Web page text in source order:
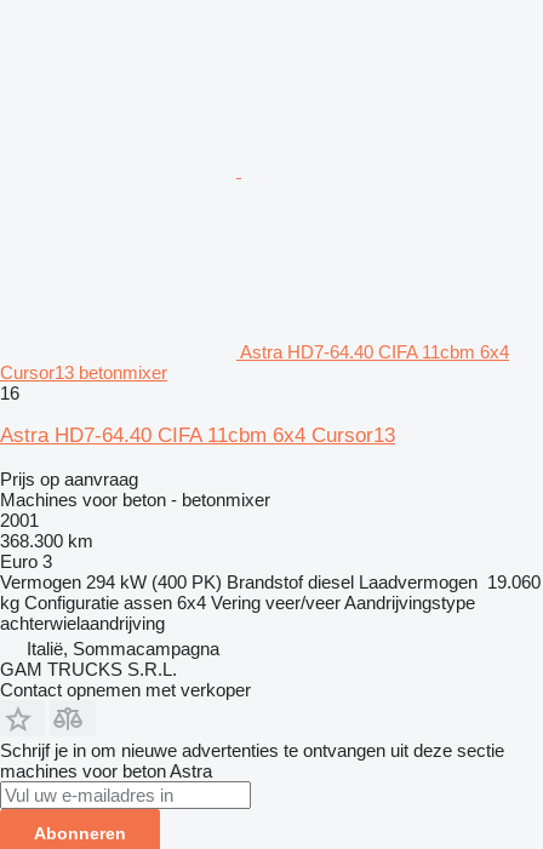
Astra HD7-64.40 CIFA 11cbm 6x4
Cursor13 betonmixer
16
Astra HD7-64.40 CIFA 11cbm 6x4 Cursor13
Prijs op aanvraag
Machines voor beton - betonmixer
2001
368.300 km
Euro 3
Vermogen 294 kW (400 PK) Brandstof diesel Laadvermogen 19.060
kg Configuratie assen 6x4 Vering veer/veerAandrijvingstype
achterwielaandrijving
Italië, Sommacampagna
GAM TRUCKS S.R.L.
Contact opnemen met verkoper
Schrijf je in om nieuwe advertenties te ontvangen uit deze sectie
machines voor betonAstra
Abonneren